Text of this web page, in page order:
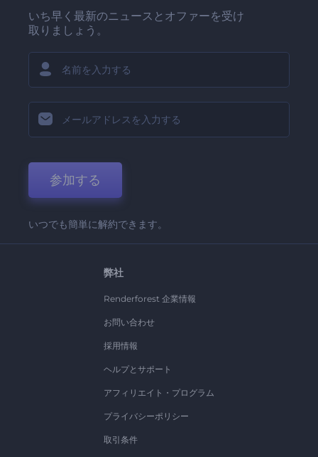
いち早く最新のニュースとオファーを受け
取りましょう。
参加する
いつでも簡単に解約できます。
弊社
Renderforest 企業情報
お問い合わせ
採用情報
ヘルプとサポート
アフィリエイト・プログラム
プライバシーポリシー
取引条件